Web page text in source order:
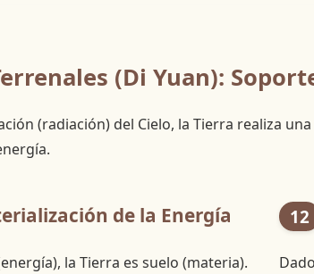
(Di Yuan):
(radiación) del Cielo, la Tierra realiza
de la Energía
la Tierra es suelo (materia).
12